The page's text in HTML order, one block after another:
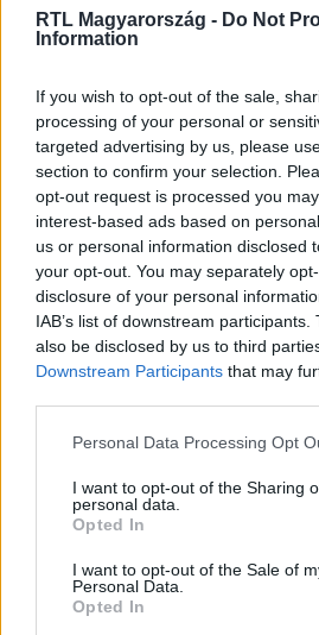
RTL Magyarország - Do Not
Information
If you wish to opt-out of the sale,
processing of your personal or
targeted advertising by us, please
section to confirm your selection.
opt-out request is processed you
interest-based ads based on
us or personal information disclosed
your opt-out. You may separately
disclosure of your personal
IAB’s list of downstream
also be disclosed by us to third
Downstream Participants that may
Please note that this website/app
not limited to your visit or usage
grant or deny consent to Google and
use your data for below specified
consent section.
Personal Data Processing Opt
I want to opt-out of the Sharing
personal data.
Opted In
I want to opt-out of the Sale of
Personal Data.
Opted In
Itt állítsd be, hogy az RTL.hu
Kövess minket, és értesülj